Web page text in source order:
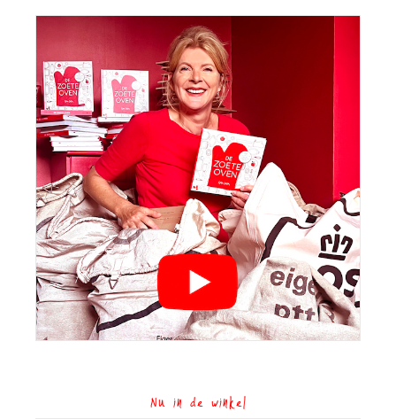
Nu in de winkel